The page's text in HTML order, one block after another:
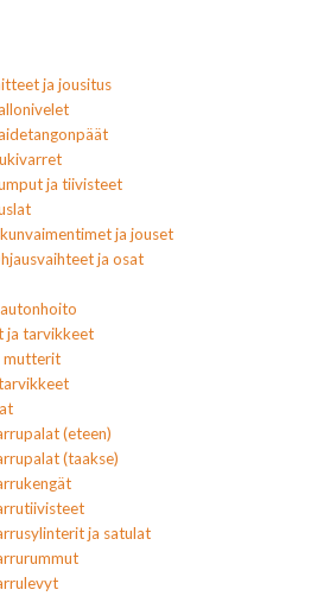
ja jousitus
ja tiivisteet
ja jouset
ja osat
ja tarvikkeet
mutterit
(eteen)
(taakse)
ja satulat